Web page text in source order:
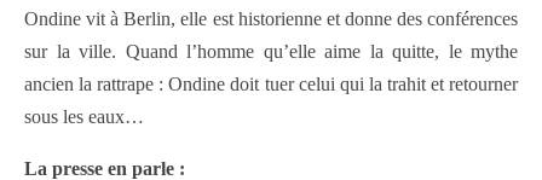
Ondine vit à Berlin, elle est historienne et donne des conférences
sur la ville. Quand l’homme qu’elle aime la quitte, le mythe
ancien la rattrape : Ondine doit tuer celui qui la trahit et retourner
sous les eaux…
La presse en parle :